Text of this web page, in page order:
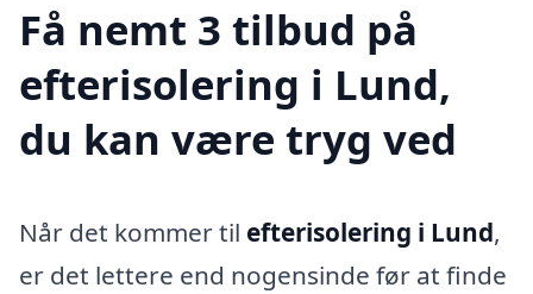
Få nemt 3 tilbud på
efterisolering i Lund,
du kan være tryg ved
Når det kommer til efterisolering i Lund,
er det lettere end nogensinde før at finde